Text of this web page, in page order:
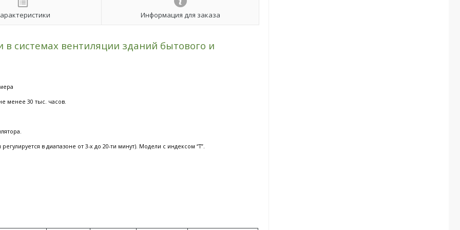
Информация для заказа
системах вентиляции зданий бытового и
менее 30 тыс. часов.
в диапазоне от 3-х до 20-ти минут). Модели с индексом “Т”.